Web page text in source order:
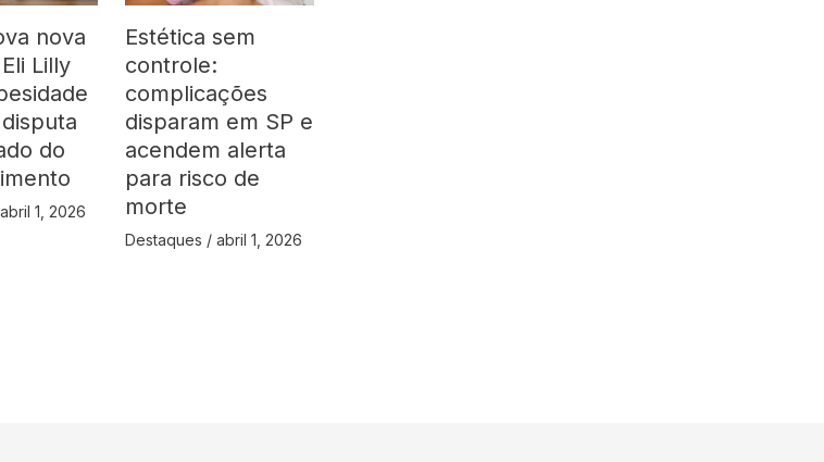
nova
Lilly
do
abril 1, 2026
Estética sem
controle:
complicações
disparam em SP e
acendem alerta
para risco de
morte
Destaques /abril 1, 2026